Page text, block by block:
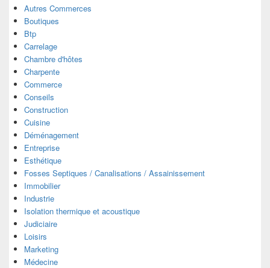
Autres Commerces
Boutiques
Btp
Carrelage
Chambre d'hôtes
Charpente
Commerce
Conseils
Construction
Cuisine
Déménagement
Entreprise
Esthétique
Fosses Septiques / Canalisations / Assainissement
Immobilier
Industrie
Isolation thermique et acoustique
Judiciaire
Loisirs
Marketing
Médecine